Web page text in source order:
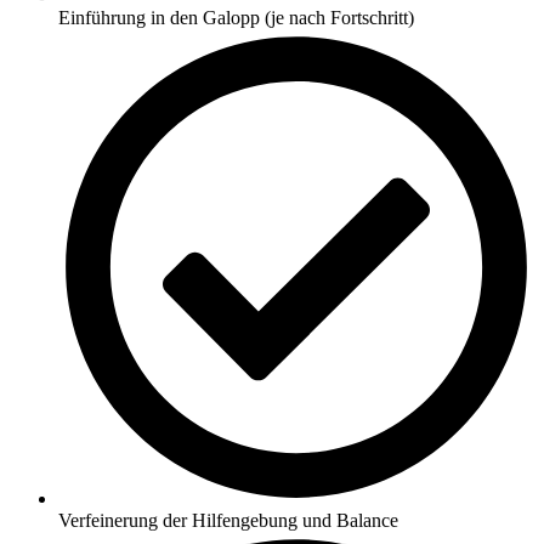
Einführung in den Galopp (je nach Fortschritt)
Verfeinerung der Hilfengebung und Balance